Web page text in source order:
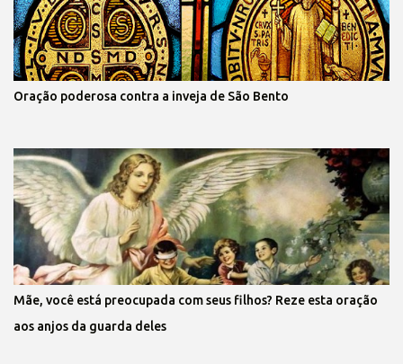
Oração poderosa contra a inveja de São Bento
Mãe, você está preocupada com seus filhos? Reze esta oração
aos anjos da guarda deles